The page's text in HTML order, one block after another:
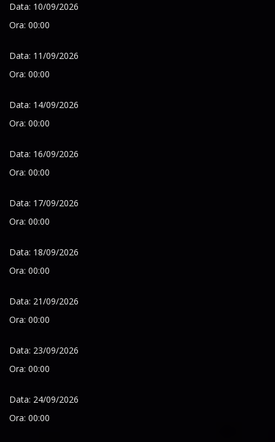
Data: 10/09/2026
Ora: 00:00
Data: 11/09/2026
Ora: 00:00
Data: 14/09/2026
Ora: 00:00
Data: 16/09/2026
Ora: 00:00
Data: 17/09/2026
Ora: 00:00
Data: 18/09/2026
Ora: 00:00
Data: 21/09/2026
Ora: 00:00
Data: 23/09/2026
Ora: 00:00
Data: 24/09/2026
Ora: 00:00